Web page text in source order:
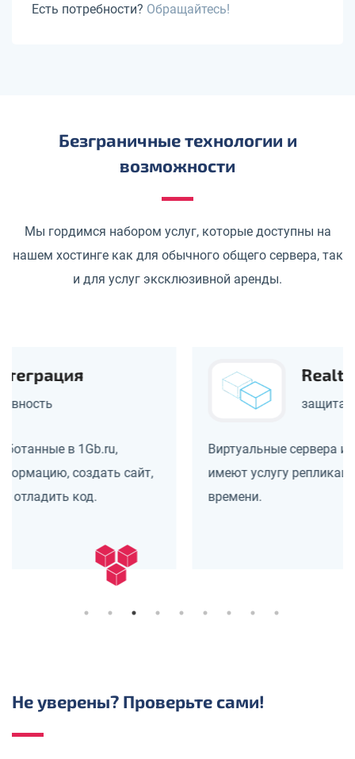
Есть потребности? Обращайтесь!
Безграничные технологии и
возможности
Мы гордимся набором услуг, которые доступны на
нашем хостинге как для обычного общего сервера, так
и для услуг эксклюзивной аренды.
Realtime реплика
защита от катастроф
Виртуальные сервера и сервера Цифрового ДЦ
имеют услугу репликации данных в реальном
времени.
Не уверены? Проверьте сами!